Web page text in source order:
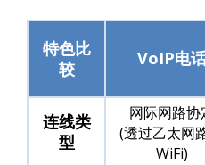
特色比
较
VoIP电
连线类
型
网际网路协
(透过乙太网
WiFi)